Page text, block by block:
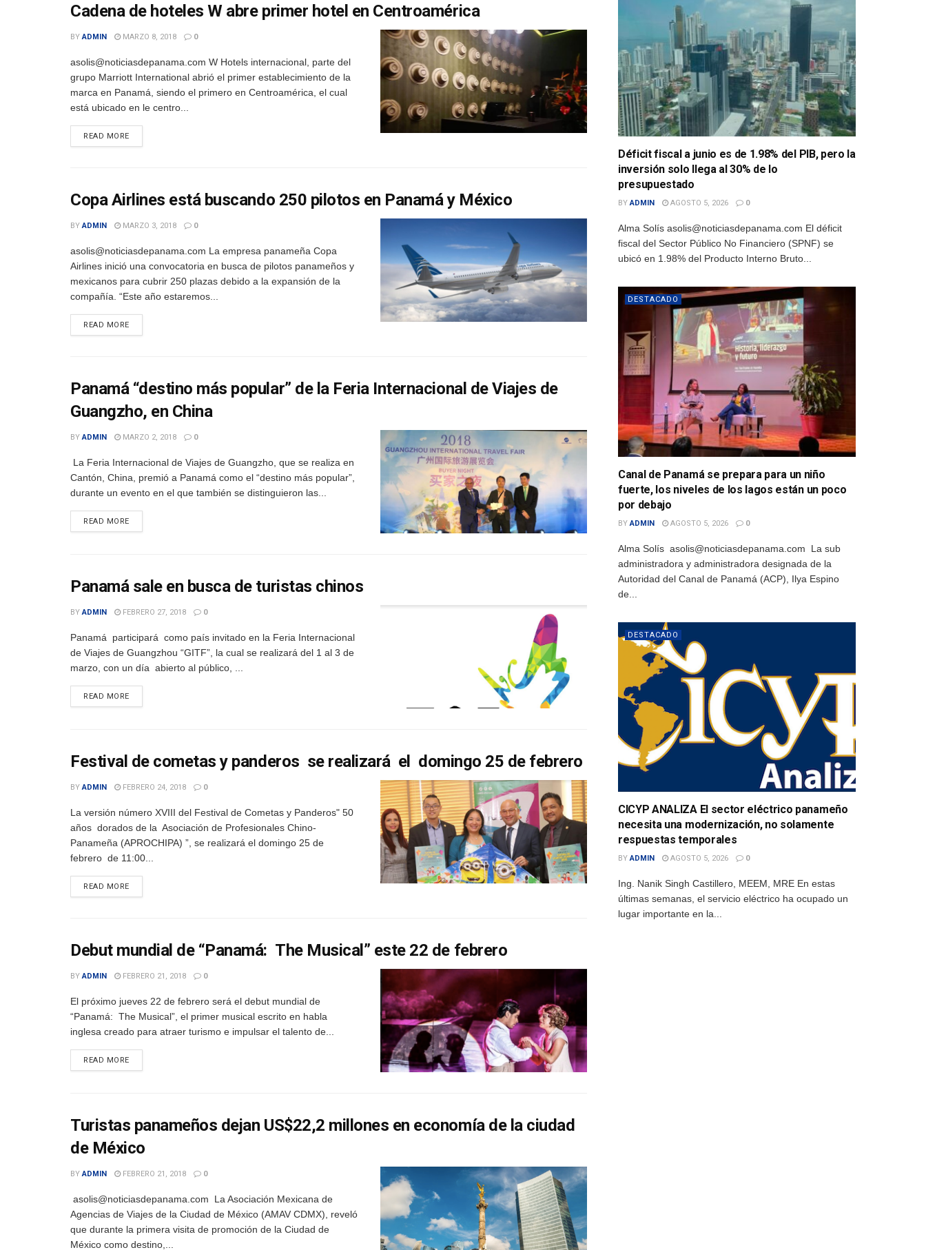
Cadena de hoteles W abre primer hotel en Centroamérica
BY ADMIN MARZO 8, 2018 0
asolis@noticiasdepanama.com W Hotels internacional, parte del
grupo Marriott International abrió el primer establecimiento de la
marca en Panamá, siendo el primero en Centroamérica, el cual
está ubicado en le centro...
READ MOREDETAILS
Copa Airlines está buscando 250 pilotos en Panamá y México
BY ADMIN MARZO 3, 2018 0
asolis@noticiasdepanama.com La empresa panameña Copa
Airlines inició una convocatoria en busca de pilotos panameños y
mexicanos para cubrir 250 plazas debido a la expansión de la
compañía. “Este año estaremos...
READ MOREDETAILS
Panamá “destino más popular” de la Feria Internacional de Viajes de
Guangzho, en China
BY ADMIN MARZO 2, 2018 0
La Feria Internacional de Viajes de Guangzho, que se realiza en
Cantón, China, premió a Panamá como el “destino más popular”,
durante un evento en el que también se distinguieron las...
READ MOREDETAILS
Panamá sale en busca de turistas chinos
BY ADMIN FEBRERO 27, 2018 0
Panamá participará como país invitado en la Feria Internacional
de Viajes de Guangzhou “GITF”, la cual se realizará del 1 al 3 de
marzo, con un día abierto al público, ...
READ MOREDETAILS
Festival de cometas y panderos se realizará el domingo 25 de febrero
BY ADMIN FEBRERO 24, 2018 0
La versión número XVIII del Festival de Cometas y Panderos" 50
años dorados de la Asociación de Profesionales Chino-
Panameña (APROCHIPA) ”, se realizará el domingo 25 de
febrero de 11:00...
READ MOREDETAILS
Debut mundial de “Panamá: The Musical” este 22 de febrero
BY ADMIN FEBRERO 21, 2018 0
El próximo jueves 22 de febrero será el debut mundial de
“Panamá: The Musical”, el primer musical escrito en habla
inglesa creado para atraer turismo e impulsar el talento de...
READ MOREDETAILS
Turistas panameños dejan US$22,2 millones en economía de la ciudad
de México
BY ADMIN FEBRERO 21, 2018 0
asolis@noticiasdepanama.com La Asociación Mexicana de
Agencias de Viajes de la Ciudad de México (AMAV CDMX), reveló
que durante la primera visita de promoción de la Ciudad de
México como destino,...
Déficit fiscal a junio es de 1.98% del PIB, pero la
inversión solo llega al 30% de lo
presupuestado
BY ADMIN AGOSTO 5, 2026 0
Alma Solís asolis@noticiasdepanama.com El déficit
fiscal del Sector Público No Financiero (SPNF) se
ubicó en 1.98% del Producto Interno Bruto...
DESTACADO
Canal de Panamá se prepara para un niño
fuerte, los niveles de los lagos están un poco
por debajo
BY ADMIN AGOSTO 5, 2026 0
Alma Solís asolis@noticiasdepanama.com La sub
administradora y administradora designada de la
Autoridad del Canal de Panamá (ACP), Ilya Espino
de...
DESTACADO
CICYP ANALIZA El sector eléctrico panameño
necesita una modernización, no solamente
respuestas temporales
BY ADMIN AGOSTO 5, 2026 0
Ing. Nanik Singh Castillero, MEEM, MRE En estas
últimas semanas, el servicio eléctrico ha ocupado un
lugar importante en la...